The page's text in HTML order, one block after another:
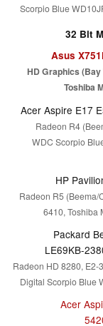
Scorpio Blue
32 Bit
Asus
HD Graphics (Bay
Toshiba
Acer Aspire E17
Radeon R4
WDC Scorpio
HP
Radeon R5 (Beema/
6410, Toshiba
Packard
LE69KB-
Radeon HD 8280, E2-
Digital Scorpio Blue
Acer